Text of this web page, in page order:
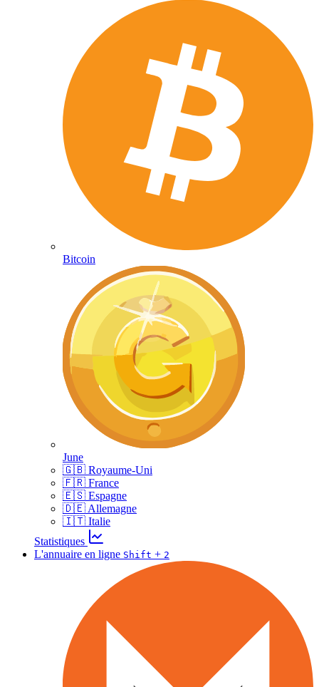
Bitcoin
June
🇬🇧 Royaume-Uni
🇫🇷 France
🇪🇸 Espagne
🇩🇪 Allemagne
🇮🇹 Italie
Statistiques
L'annuaire en ligne Shift + 2